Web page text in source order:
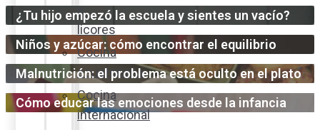
y
licores
Cocina
ecuatoriana
Cocina
internacional
¿Tu hijo empezó la escuela y sientes un vacío?
Niños y azúcar: cómo encontrar el equilibrio
Malnutrición: el problema está oculto en el plato
Cómo educar las emociones desde la infancia